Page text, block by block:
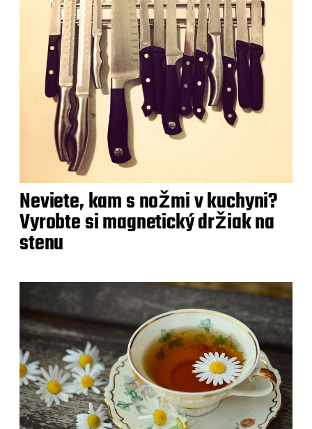
Neviete, kam s nožmi v kuchyni?
Vyrobte si magnetický držiak na
stenu